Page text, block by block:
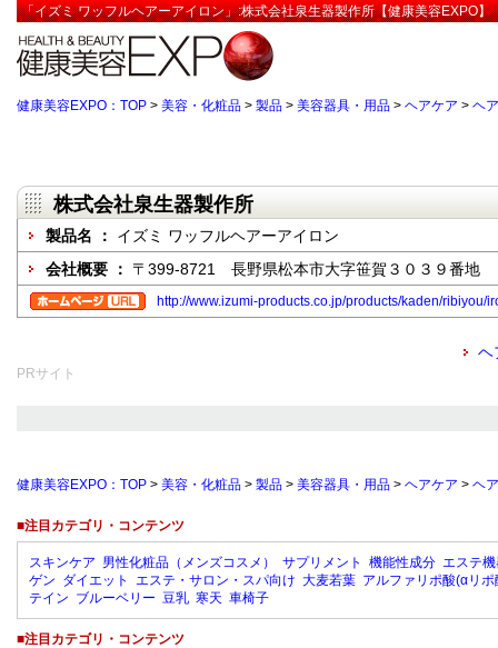
「イズミ ワッフルヘアーアイロン」:株式会社泉生器製作所【健康美容EXPO】
健康美容EXPO：TOP > 美容・化粧品 > 製品 > 美容器具・用品 > ヘアケア > ヘ
株式会社泉生器製作所
製品名 ： イズミ ワッフルヘアーアイロン
会社概要 ： 〒399-8721 長野県松本市大字笹賀３０３９番地
http://www.izumi-products.co.jp/products/kaden/ribiyou/
ヘ
PRサイト
健康美容EXPO：TOP > 美容・化粧品 > 製品 > 美容器具・用品 > ヘアケア > ヘ
■注目カテゴリ・コンテンツ
スキンケア 男性化粧品（メンズコスメ） サプリメント 機能性成分 エステ
ゲン ダイエット エステ・サロン・スパ向け 大麦若葉 アルファリポ酸(αリポ
テイン ブルーベリー 豆乳 寒天 車椅子
■注目カテゴリ・コンテンツ